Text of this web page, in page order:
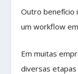
Outro benefício
um workflow
Em muitas
diversas